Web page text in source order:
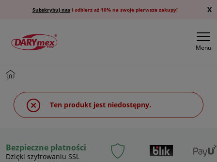
Subskrybuj nasi odbierz aż 10% na swoje pierwsze zakupy! X
Menu
Ten produkt jest niedostępny.
Bezpieczne płatności
Dzięki szyfrowaniu SSL